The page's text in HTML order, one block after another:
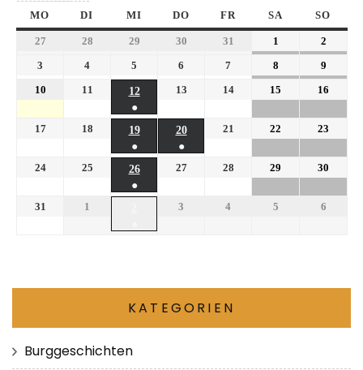
MO DI MI DO FR SA SO
27 28 29 30 31 1
2
3
4 5 6 7 8
9
10
11
12
●
13 14 15 16
17 18
19
●
20
●
21 22 23
24 25
26
●
27 28 29 30
31 1 3 4 5 6
KATEGORIEN
Burggeschichten